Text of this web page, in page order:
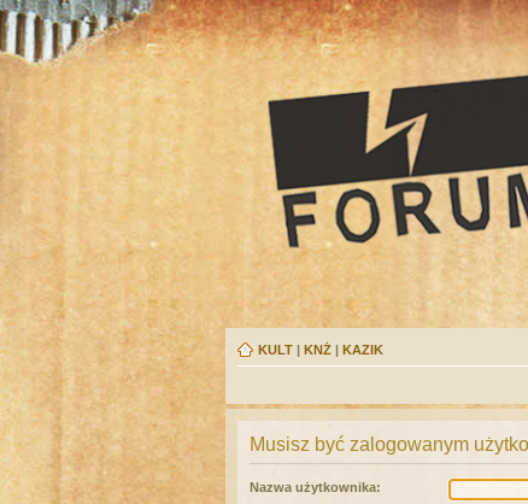
KULT | KNŻ | KAZIK
Musisz być zalogowanym
Nazwa użytkownika: